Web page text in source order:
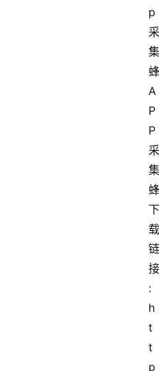
p
采
集
蜂
A
P
P
采
集
蜂
下
载
链
接
:
h
t
t
p